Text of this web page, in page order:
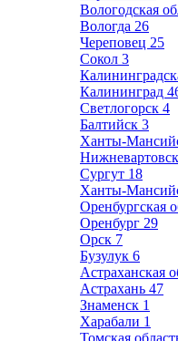
Вологодская
Вологда 26
Череповец 25
Сокол 3
Калининград
Светлогорск 4
Балтийск 3
Ханты-
Нижневартовск
Сургут 18
Ханты-
Оренбургская
Оренбург 29
Орск 7
Бузулук 6
Астраханская
Астрахань 47
Знаменск 1
Харабали 1
Томская